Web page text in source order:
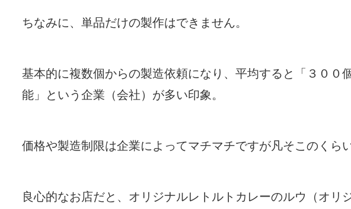
ちなみに、単品だけの製作はできません。
基本的に複数個からの製造依頼になり、平均すると「３００
能」という企業（会社）が多い印象。
価格や製造制限は企業によってマチマチですが凡そこのくら
良心的なお店だと、オリジナルレトルトカレーのルウ（オリ